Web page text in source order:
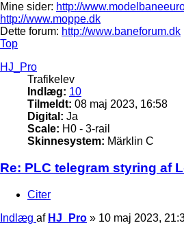
Mine sider: http://
http://www.moppe.dk
Dette forum: http://www.baneforum.dk
Top
HJ_Pro
Trafikelev
Indlæg: 10
Tilmeldt: 08 maj 2023, 16:58
Digital: Ja
Scale: H0 - 3-rail
Skinnesystem: Märklin C
Re: PLC telegram styring af
Citer
Indlæg af HJ_Pro » 10 maj 2023,